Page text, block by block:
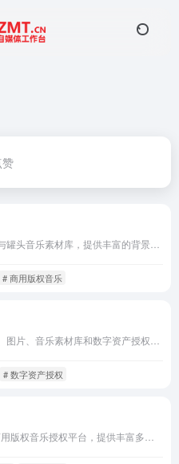
赞
# 商用版权音乐
# 数字资产授权